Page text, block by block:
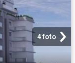
4 foto